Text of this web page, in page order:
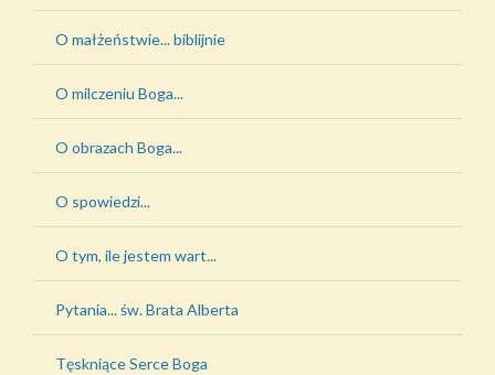
O małżeństwie... biblijnie
O milczeniu Boga...
O obrazach Boga...
O spowiedzi...
O tym, ile jestem wart...
Pytania... św. Brata Alberta
Tęskniące Serce Boga